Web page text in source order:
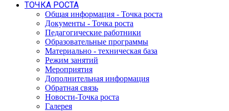
ТОЧКА РОСТА
Общая информация - Точка роста
Документы - Точка роста
Педагогические работники
Образовательные программы
Материально - техническая база
Режим занятий
Мероприятия
Дополнительная информация
Обратная связь
Новости-Точка роста
Галерея